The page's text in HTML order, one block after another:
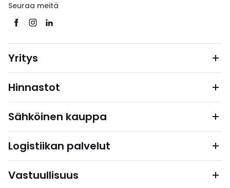
Seuraa meitä
Yritys
Hinnastot
Sähköinen kauppa
Logistiikan palvelut
Vastuullisuus